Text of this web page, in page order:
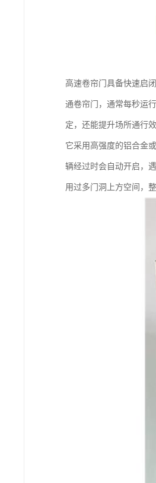
高速卷帘门具备快速启
通卷帘门，通常每秒运
定，还能提升场所通行
它采用高强度的铝合金
辆经过时会自动开启，
用过多门洞上方空间，